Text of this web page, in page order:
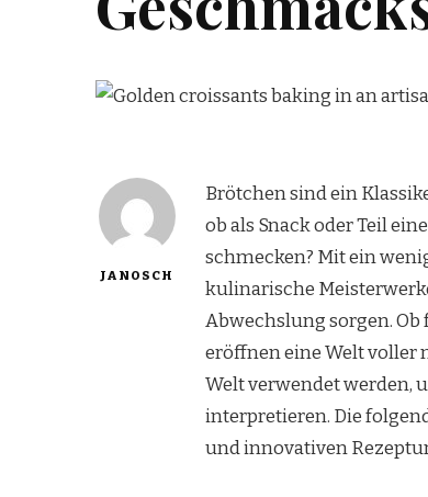
JANOSCH
Brötchen sind ein
ob als Snack oder Teil
schmecken? Mit ein
kulinarische
Abwechslung sorgen.
eröffnen eine Welt voller
Welt verwendet werden,
interpretieren. Die
und innovativen